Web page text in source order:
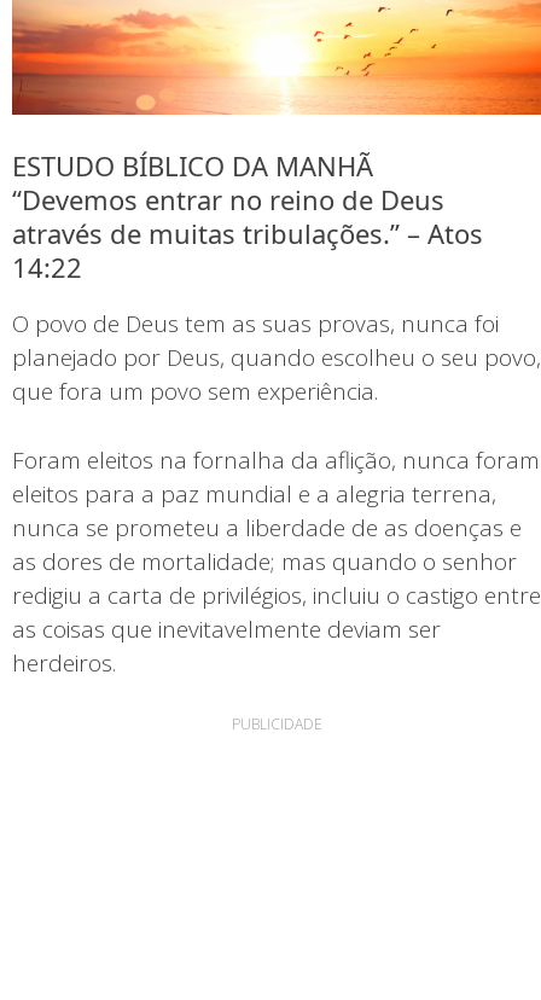
ESTUDO BÍBLICO DA MANHÃ
“Devemos entrar no reino de Deus
através de muitas tribulações.” – Atos
14:22
O povo de Deus tem as suas provas, nunca foi
planejado por Deus, quando escolheu o seu povo,
que fora um povo sem experiência.
Foram eleitos na fornalha da aflição, nunca foram
eleitos para a paz mundial e a alegria terrena,
nunca se prometeu a liberdade de as doenças e
as dores de mortalidade; mas quando o senhor
redigiu a carta de privilégios, incluiu o castigo entre
as coisas que inevitavelmente deviam ser
herdeiros.
PUBLICIDADE